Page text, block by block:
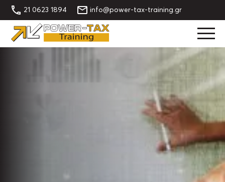
21 0623 1894 info@power-tax-training.gr